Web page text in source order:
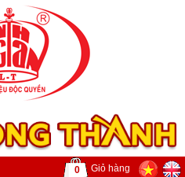
0 Giỏ hàng